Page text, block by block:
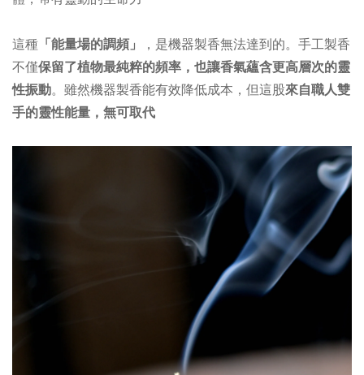
這種 「能量場的調頻」
，是機器製香無法達到的。手工製香
不僅保留了植物最純粹的頻率，也讓香氣蘊含更高層次的靈
性振動。雖然機器製香能有效降低成本，但這股來自職人雙
手的靈性能量，無可取代